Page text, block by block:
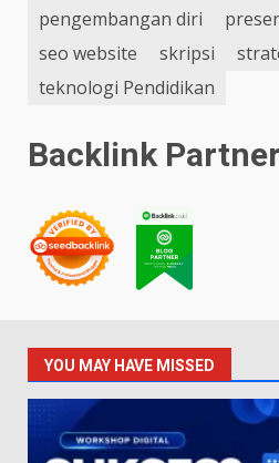
pengembangan diri
seo website
skripsi
teknologi Pendidikan
Backlink Partner
YOU MAY HAVE MISSED